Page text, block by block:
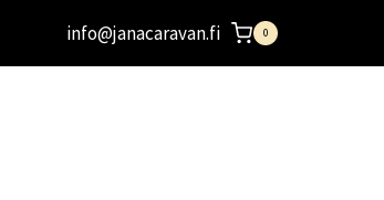
info@janacaravan.fi 0